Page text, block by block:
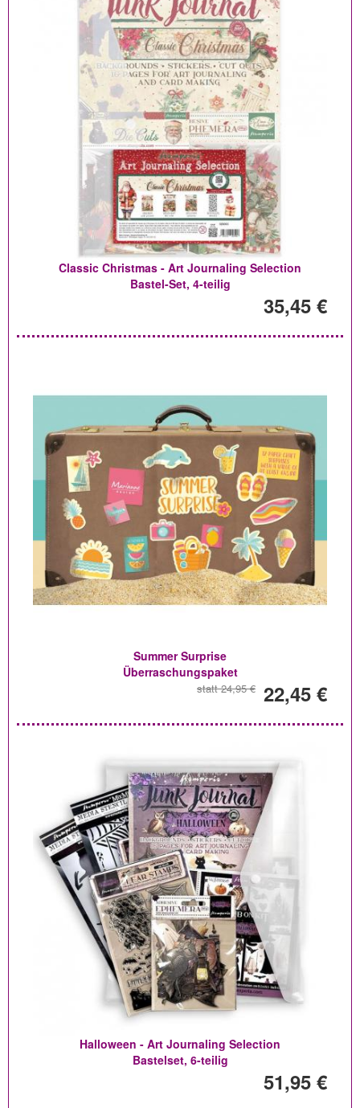
Classic Christmas - Art Journaling Selection
Bastel-Set, 4-teilig
35,45 €
Summer Surprise
Überraschungspaket
22,45 €
statt 24,95 €
Halloween - Art Journaling Selection
Bastelset, 6-teilig
51,95 €